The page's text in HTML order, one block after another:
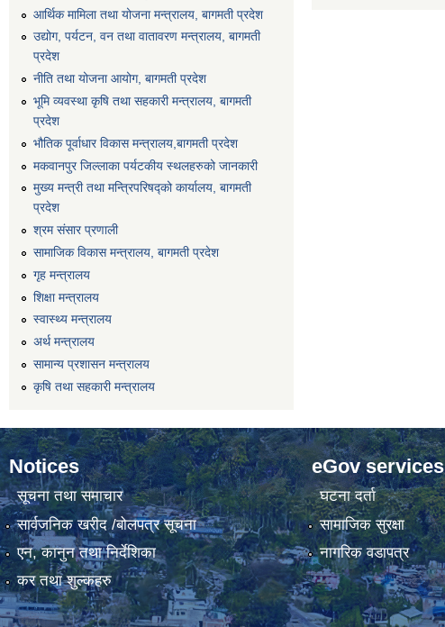
आर्थिक मामिला तथा योजना मन्त्रालय, बागमती प्रदेश
उद्योग, पर्यटन, वन तथा वातावरण मन्त्रालय, बागमती
प्रदेश
नीति तथा योजना आयोग, बागमती प्रदेश
भूमि व्यवस्था कृषि तथा सहकारी मन्त्रालय, बागमती
प्रदेश
भौतिक पूर्वाधार विकास मन्त्रालय,बागमती प्रदेश
मकवानपुर जिल्लाका पर्यटकीय स्थलहरुको जानकारी
मुख्य मन्त्री तथा मन्त्रिपरिषद्को कार्यालय, बागमती
प्रदेश
श्रम संसार प्रणाली
सामाजिक विकास मन्त्रालय, बागमती प्रदेश
गृह मन्त्रालय
शिक्षा मन्त्रालय
स्वास्थ्य मन्त्रालय
अर्थ मन्त्रालय
सामान्य प्रशासन मन्त्रालय
कृषि तथा सहकारी मन्त्रालय
Notices
सूचना तथा समाचार
सार्वजनिक खरीद /बोलपत्र सूचना
एन, कानुन तथा निर्देशिका
कर तथा शुल्कहरु
eGov services
घटना दर्ता
सामाजिक सुरक्षा
नागरिक वडापत्र